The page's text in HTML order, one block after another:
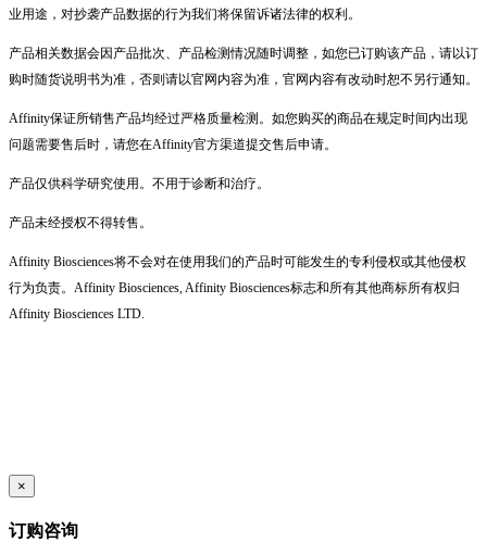
业用途，对抄袭产品数据的行为我们将保留诉诸法律的权利。
产品相关数据会因产品批次、产品检测情况随时调整，如您已订购该产品，请以订
购时随货说明书为准，否则请以官网内容为准，官网内容有改动时恕不另行通知。
Affinity保证所销售产品均经过严格质量检测。如您购买的商品在规定时间内出现
问题需要售后时，请您在Affinity官方渠道提交售后申请。
产品仅供科学研究使用。不用于诊断和治疗。
产品未经授权不得转售。
Affinity Biosciences将不会对在使用我们的产品时可能发生的专利侵权或其他侵权
行为负责。Affinity Biosciences, Affinity Biosciences标志和所有其他商标所有权归
Affinity Biosciences LTD.
×
订购咨询